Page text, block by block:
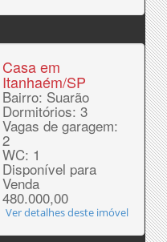
Casa em
Itanhaém/SP
Bairro: Suarão
Dormitórios: 3
Vagas de garagem:
2
WC: 1
Disponível para
Venda
480.000,00
Ver detalhes deste imóvel